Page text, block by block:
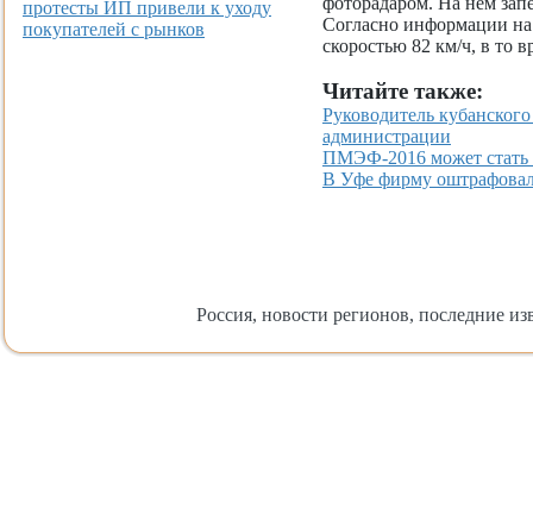
протесты ИП привели к уходу
покупателей с рынков
Согласно информации на
скоростью 82 км/ч, в то
Читайте также:
Руководитель
администрации
ПМЭФ-2016 может стать
В Уфе фирму
Россия, новости регионов, последние